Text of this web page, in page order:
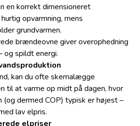
en korrekt dimensioneret
opvarmning, mens
grundvarmen.
brændeovne giver overophedning
og spildt energi.
kan du ofte skemalægge
til at varme op midt på dagen, hvor
(og dermed COP) typisk er højest –
lav elpris.
elpriser